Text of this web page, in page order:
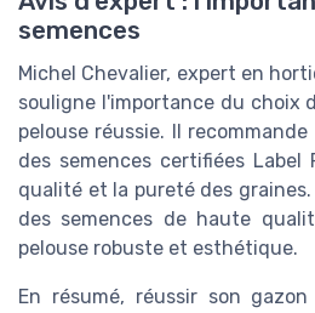
semences
Michel Chevalier, expert en
souligne l'importance du choix
pelouse réussie. Il
des semences certifiées Label
qualité et la pureté des
des semences de haute
pelouse robuste et esthétique.
En résumé, réussir son